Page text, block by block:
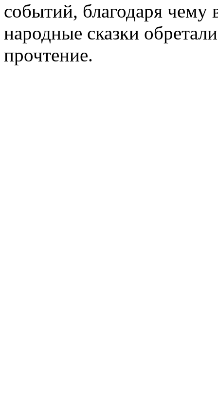
событий, благодаря чему
народные сказки
прочтение.